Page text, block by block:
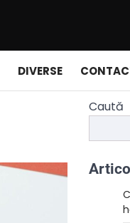
DIVERSE
Caută